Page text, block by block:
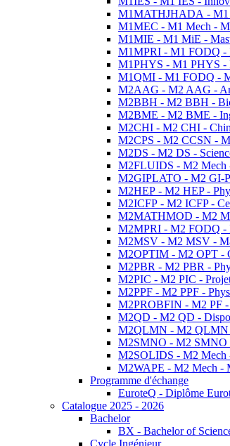
M1MATHJHADA - M1
M1MEC - M1 Mech -
M1MIE - M1 MiE -
M1MPRI - M1 FODQ -
M1PHYS - M1 PHYS -
M1QMI - M1 FODQ -
M2AAG - M2 AAG -
M2BBH - M2 BBH -
M2BME - M2 BME -
M2CHI - M2 CHI -
M2CPS - M2 CCSN -
M2DS - M2 DS -
M2FLUIDS - M2 Mech
M2GIPLATO - M2 GI-
M2HEP - M2 HEP -
M2ICFP - M2 ICFP -
M2MATHMOD - M2
M2MPRI - M2 FODQ -
M2MSV - M2 MSV -
M2OPTIM - M2 OPT -
M2PBR - M2 PBR -
M2PIC - M2 PIC -
M2PPF - M2 PPF -
M2PROBFIN - M2 PF -
M2QD - M2 QD -
M2QLMN - M2 QLMN
M2SMNO - M2 SMNO
M2SOLIDS - M2 Mech
M2WAPE - M2 Mech -
Programme d'échange
EuroteQ - Diplôme
Catalogue 2025 - 2026
Bachelor
BX - Bachelor of
Cycle Ingénieur